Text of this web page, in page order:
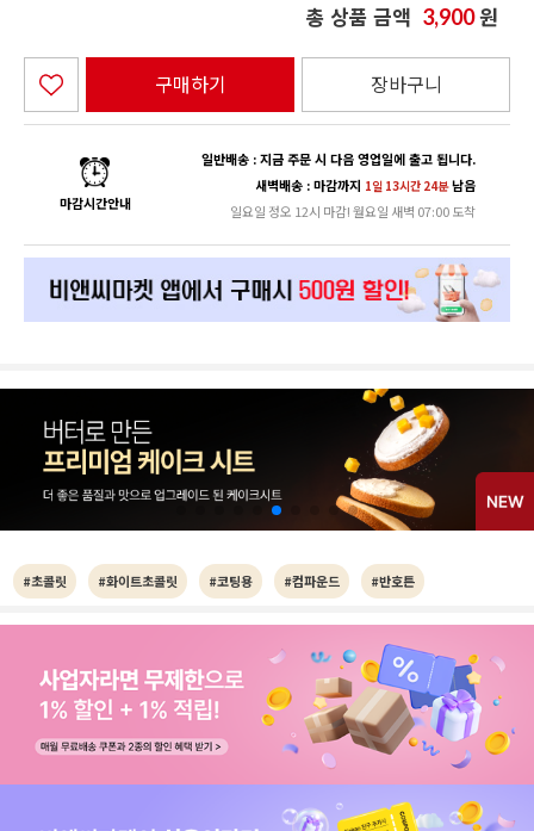
총 상품 금액 3,900원
구매하기 장바구니
마감시간안내
일반배송 : 지금 주문 시 다음 영업일에 출고 됩니다.
새벽배송 : 마감까지 1일 13시간 24분남음
일요일 정오 12시 마감! 월요일 새벽 07:00 도착
#초콜릿 #화이트초콜릿 #코팅용 #컴파운드 #반호튼